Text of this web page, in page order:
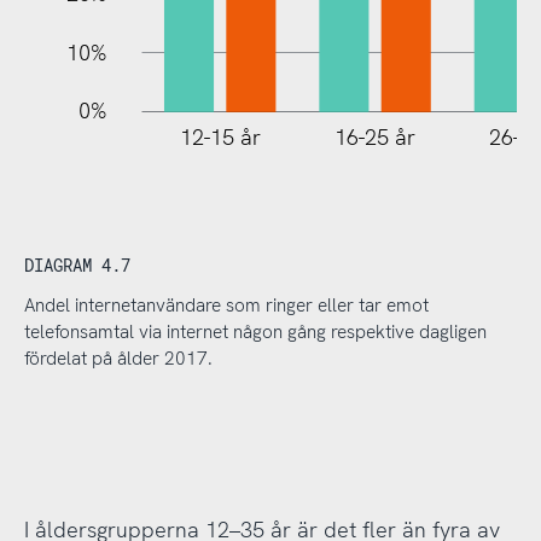
10%
0%
12-15 år 16-25 år 26-
DIAGRAM 4.7
Andel internetanvändare som ringer eller tar emot
telefonsamtal via internet någon gång respektive dagligen
fördelat på ålder 2017.
I åldersgrupperna 12–35 år är det fler än fyra av